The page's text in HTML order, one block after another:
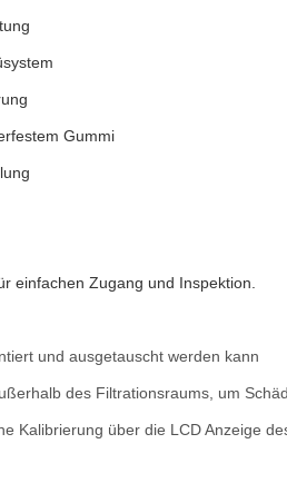
Gummi
einfachen Zugang und Inspektion.
und ausgetauscht werden kann
des Filtrationsraums, um
Kalibrierung über die LCD Anzeige